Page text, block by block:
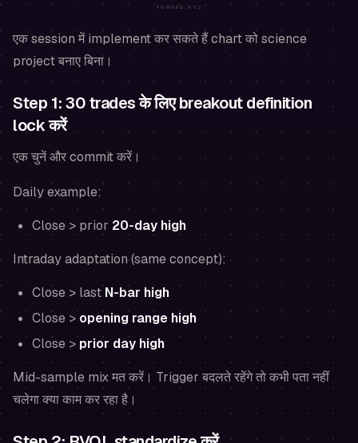
एक session में implement कर सकते हैं chart को science
project बनाए बिना।
Step 1: 30 trades के लिए breakout definition
lock करें
एक चुनें और commit करें।
Daily example:
Close > prior 20-day high
Intraday adaptation (same concept):
Close > lastN-bar high
Close >opening range high
Close >prior day high
Mid-sample mix मत करें। Trigger बदलते रहेंगे तो कभी पता नहीं
चलेगा क्या काम कर रहा है।